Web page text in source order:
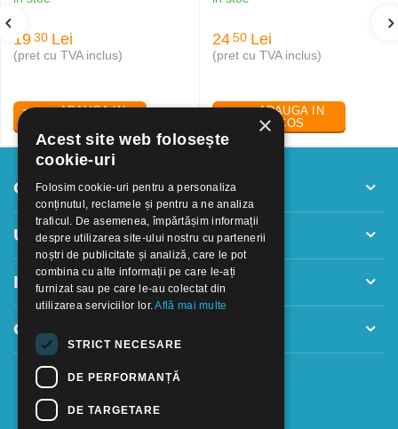
19 30 Lei
(pret cu TVA inclus)
ADAUGA IN
24 50 Lei
(pret cu TVA inclus)
ADAUGA IN
COS
Contul meu
Utile
Informatii
Contact
×
Acest site web folosește
cookie-uri
Folosim cookie-uri pentru a personaliza
conținutul, reclamele și pentru a ne analiza
traficul. De asemenea, împărtășim informații
despre utilizarea site-ului nostru cu partenerii
noștri de publicitate și analiză, care le pot
combina cu alte informații pe care le-ați
furnizat sau pe care le-au colectat din
utilizarea serviciilor lor.Află mai multe
STRICT NECESARE
DE PERFORMANȚĂ
DE TARGETARE